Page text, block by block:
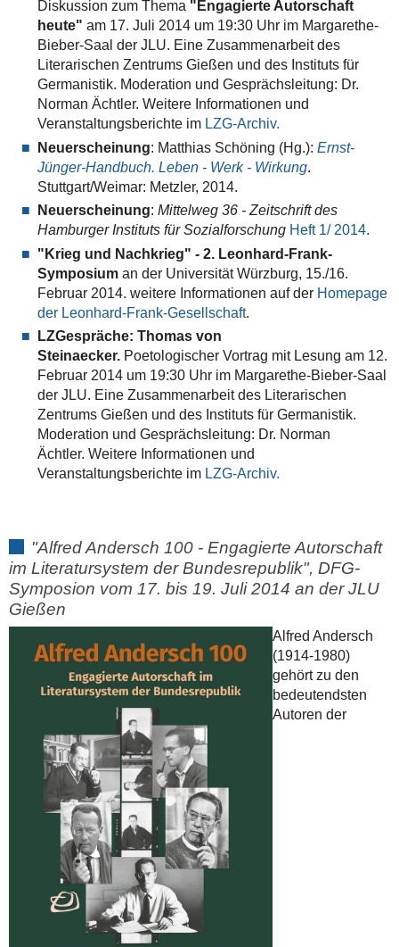
Diskussion zum Thema"Engagierte Autorschaft
heute" am 17. Juli 2014 um 19:30 Uhr im Margarethe-
Bieber-Saal der JLU. Eine Zusammenarbeit des
Literarischen Zentrums Gießen und des Instituts für
Germanistik. Moderation und Gesprächsleitung: Dr.
Norman Ächtler. Weitere Informationen und
Veranstaltungsberichte im LZG-Archiv.
Neuerscheinung: Matthias Schöning (Hg.): Ernst-
Jünger-Handbuch. Leben - Werk - Wirkung.
Stuttgart/Weimar: Metzler, 2014.
Neuerscheinung: Mittelweg 36 - Zeitschrift des
Hamburger Instituts für Sozialforschung Heft 1/ 2014.
"Krieg und Nachkrieg" - 2. Leonhard-Frank-
Symposiuman der Universität Würzburg, 15./16.
Februar 2014. weitere Informationen auf der Homepage
der Leonhard-Frank-Gesellschaft.
LZGespräche: Thomas von
Steinaecker.Poetologischer Vortrag mit Lesung am 12.
Februar 2014 um 19:30 Uhr im Margarethe-Bieber-Saal
der JLU. Eine Zusammenarbeit des Literarischen
Zentrums Gießen und des Instituts für Germanistik.
Moderation und Gesprächsleitung: Dr. Norman
Ächtler. Weitere Informationen und
Veranstaltungsberichte im LZG-Archiv.
"Alfred Andersch 100 - Engagierte Autorschaft
im Literatursystem der Bundesrepublik", DFG-
Symposion vom 17. bis 19. Juli 2014 an der JLU
Gießen
Alfred Andersch
(1914-1980)
gehört zu den
bedeutendsten
Autoren der